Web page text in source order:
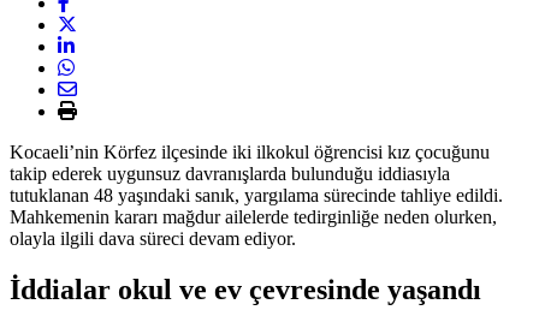
Kocaeli’nin Körfez ilçesinde iki ilkokul öğrencisi kız çocuğunu
takip ederek uygunsuz davranışlarda bulunduğu iddiasıyla
tutuklanan 48 yaşındaki sanık, yargılama sürecinde tahliye edildi.
Mahkemenin kararı mağdur ailelerde tedirginliğe neden olurken,
olayla ilgili dava süreci devam ediyor.
İddialar okul ve ev çevresinde yaşandı